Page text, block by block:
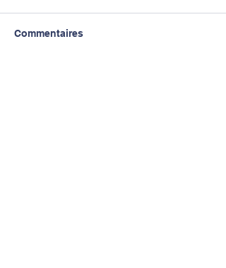
Commentaires